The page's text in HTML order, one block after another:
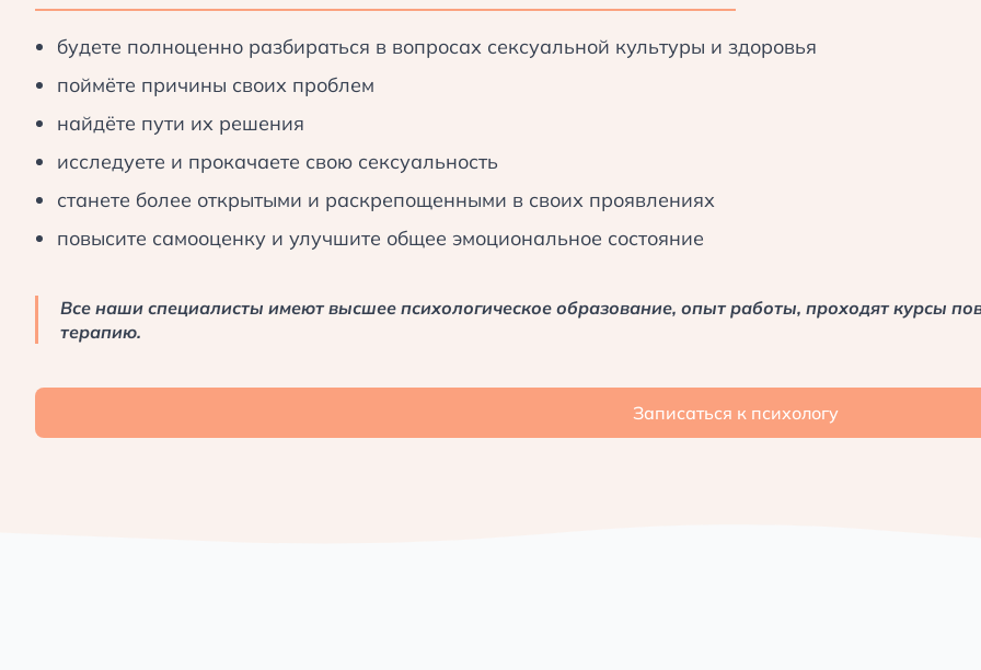
Обычно консультация проходит в несколько этапов:
Сбор информации о семье и выявление проблем.
Определение целей и задач терапии.
Разработка и применение методов работы с семьей.
Оценка достигнутых результатов и корректировка плана, если необходимо.
будете полноценно разбираться в вопросах сексуальной культуры и здоровья
поймёте причины своих проблем
найдёте пути их решения
исследуете и прокачаете свою сексуальность
станете более открытыми и раскрепощенными в своих проявлениях
повысите самооценку и улучшите общее эмоциональное состояние
Все наши специалисты имеют высшее психологическое образование, опыт работы, проходят курсы
терапию.
Записаться к психологу